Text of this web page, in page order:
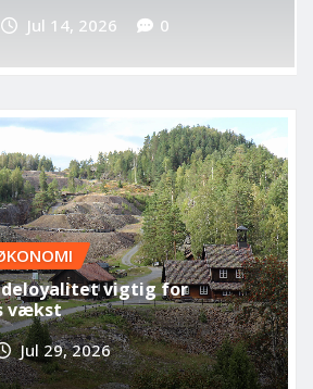
Jul 5, 2026 0
vigtig for
vækst
Jul 29, 2026